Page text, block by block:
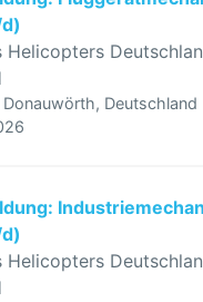
Helicopters
Deutschland
Helicopters